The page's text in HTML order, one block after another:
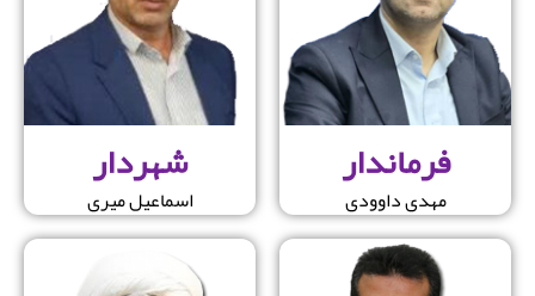
فرماندار
مهدی داوودی
شهردار
اسماعیل میری